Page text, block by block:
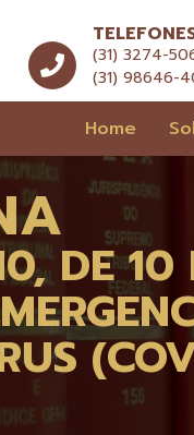
(31) 3274-
(31) 98646-
Home
DE